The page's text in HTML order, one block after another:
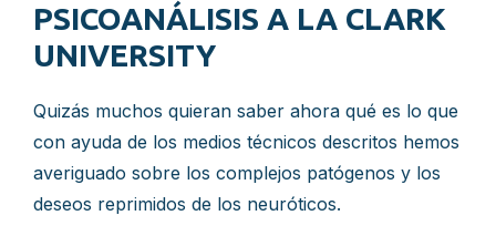
PSICOANÁLISIS A LA CLARK
UNIVERSITY
Quizás muchos quieran saber ahora qué es lo que
con ayuda de los medios técnicos descritos hemos
averiguado sobre los complejos patógenos y los
deseos reprimidos de los neuróticos.